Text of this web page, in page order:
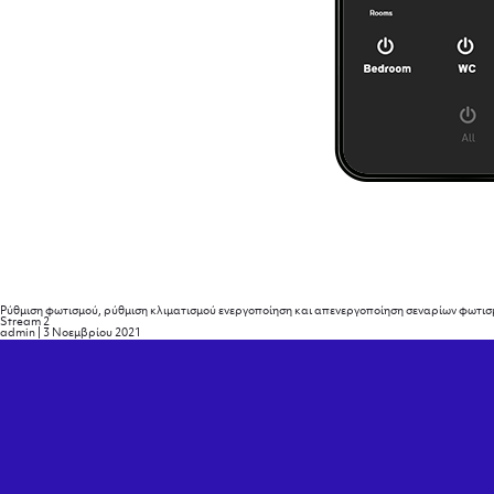
Ρύθμιση φωτισμού, ρύθμιση κλιματισμού ενεργοποίηση και απενεργοποίηση σεναρίων
Stream 2
admin
3 Νοεμβρίου 2021